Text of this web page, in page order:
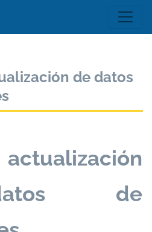
de datos
de